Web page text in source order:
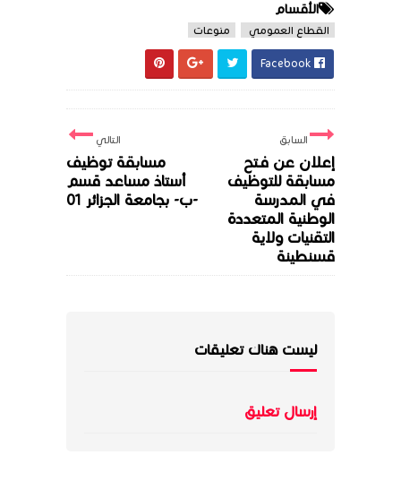
الأقسام
القطاع العمومي منوعات
التالي
مسابقة توظيف
أستاذ مساعد قسم
-ب- بجامعة الجزائر 01
السابق
إعلان عن فـتح
مسابقة للتوظيف
في المدرسة
الوطنية المتعددة
التقنيات ولاية
قسنطينة
ليست هناك تعليقات
إرسال تعليق